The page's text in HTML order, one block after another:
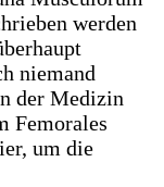
werden
niemand
der Medizin
Femorales
um die